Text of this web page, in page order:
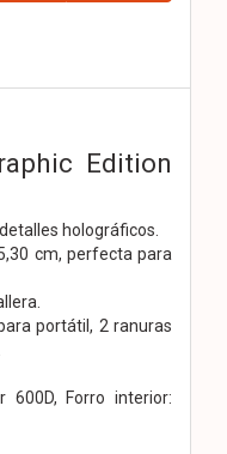
Edition
holográficos.
cm, perfecta para
portátil, 2 ranuras
600D, Forro interior: